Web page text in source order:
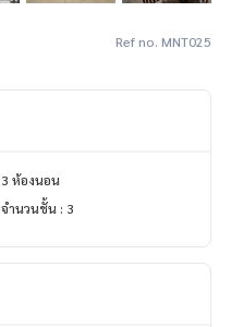
Ref no. MNT025
3 ห้องนอน
จำนวนชั้น : 3